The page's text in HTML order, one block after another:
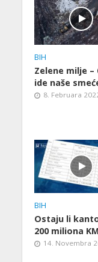
BIH
Zelene milje –
ide naše
8. Februara
BIH
Ostaju li
200 miliona
14. Novembra